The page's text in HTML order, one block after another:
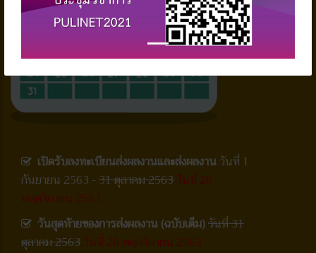
เปิดรับลงทะเบียนส่งผลงานและส่งผลงานวันที่ 1
กันยายน 2563 -31 ตุลาคม 2563 วันที่ 26
พฤศจิกายน 2563
วันสุดท้ายของการส่งผลงาน (ฉบับเต็ม)วันที่ 31
ตุลาคม 2563 วันที่ 26 พฤศจิกายน 2563